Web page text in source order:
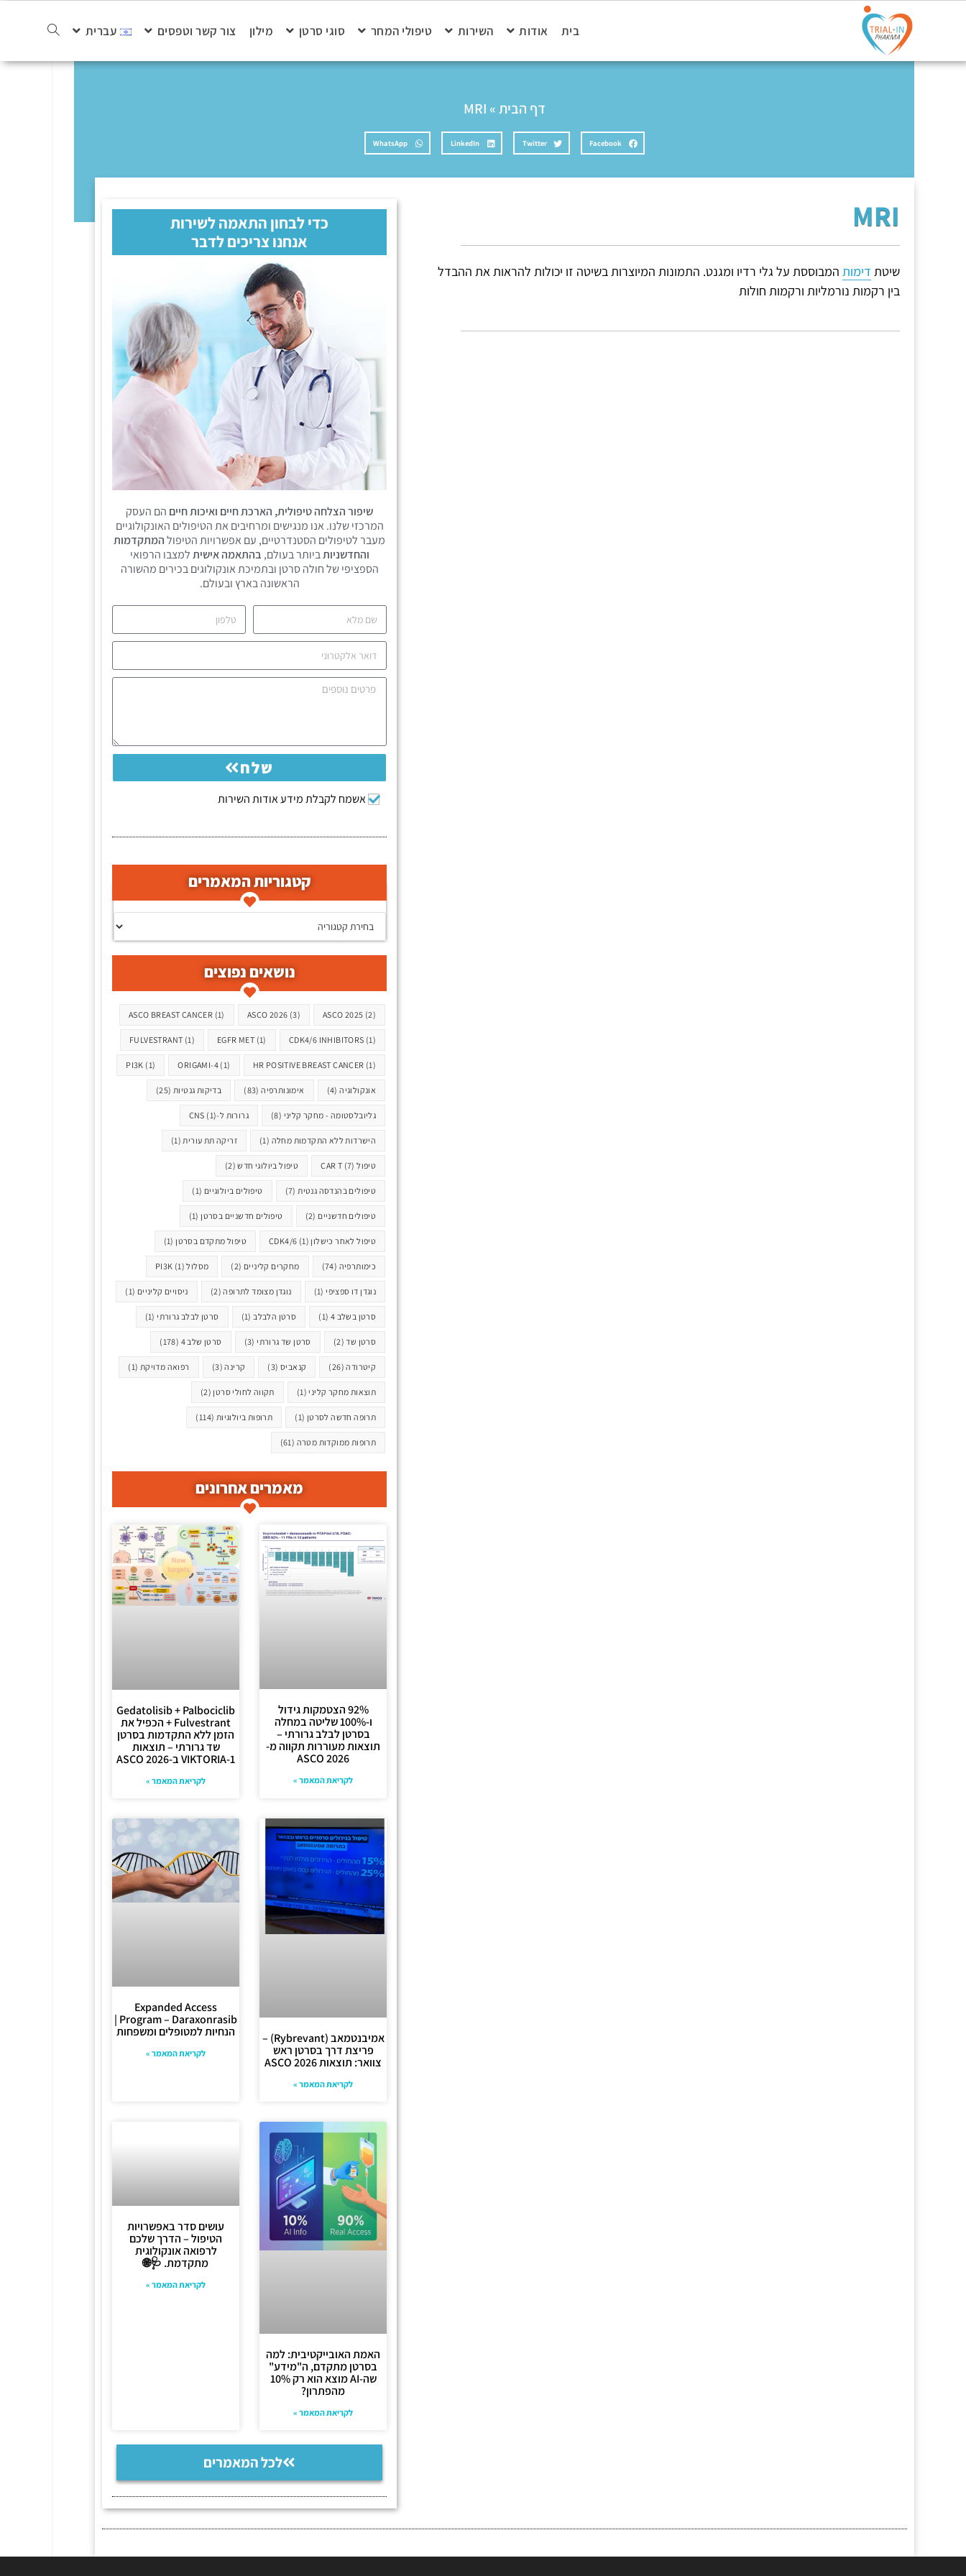
בית אודות השירות טיפולי המחר סוגי סרטן מילון צור קשר וטפסים עברית
דף הבית»
MRI
Facebook
Twitter
LinkedIn
WhatsApp
MRI
שיטת דימות המבוססת על גלי רדיו ומגנט. התמונות המיוצרות בשיטה זו יכולות להראות את ההבדל
בין רקמות נורמליות ורקמות חולות
כדי לבחון התאמה לשירות
אנחנו צריכים לדבר
שיפור הצלחה טיפולית, הארכת חיים ואיכות חיים הם העסק
המרכזי שלנו. אנו מנגישים ומרחיבים את הטיפולים האונקולוגיים
מעבר לטיפולים הסטנדרטיים, עם אפשרויות הטיפולהמתקדמות
והחדשניותביותר בעולם, בהתאמה אישיתלמצבו הרפואי
הספציפי של חולה סרטן ובתמיכת אונקולוגים בכירים מהשורה
הראשונה בארץ ובעולם.
אשמח לקבלת מידע אודות השירות
שלח
קטגוריות המאמרים
נושאים נפוצים
ASCO 2025 (2)
ASCO 2026 (3)
ASCO BREAST CANCER (1)
CDK4/6 INHIBITORS (1)
EGFR MET (1)
FULVESTRANT (1)
HR POSITIVE BREAST CANCER (1)
ORIGAMI-4(1)
PI3K (1)
אונקולוגיה(4) אימונותרפיה(83) בדיקות גנטיות (25)
גליובלסטומה - מחקר קליני (8) גרורות ל-CNS(1)
הישרדות ללא התקדמות מחלה (1) זריקה תת עורית(1)
טיפול CAR T (7) טיפול ביולוגי חדש(2)
טיפולים בהנדסה גנטית(7) טיפולים ביולוגיים (1)
טיפולים חדשניים (2) טיפולים חדשניים בסרטן(1)
טיפול לאחר כישלון CDK4/6 (1) טיפול מתקדם בסרטן(1)
כימותרפיה (74) מחקרים קליניים (2) מסלול PI3K (1)
נוגדן דו ספציפי(1) נוגדן מצומד לתרופה(2) ניסויים קליניים (1)
סרטן בשלב 4 (1) סרטן הלבלב(1) סרטן לבלב גרורתי(1)
סרטן שד(2) סרטן שד גרורתי(3) סרטן שלב 4 (178)
קיטרודה(26) קנאביס (3) קרינה(3) רפואה מדויקת (1)
תוצאות מחקר קליני(1) תקווה לחולי סרטן(2)
תרופה חדשה לסרטן (1) תרופות ביולוגיות (114)
תרופות ממוקדות מטרה (61)
מאמרים אחרונים
92% הצטמקות גידול
ו-100% שליטה במחלה
בסרטן לבלב גרורתי –
תוצאות מעוררות תקווה מ-
ASCO 2026
לקריאת המאמר »
Gedatolisib + Palbociclib
+ Fulvestrant הכפיל את
הזמן ללא התקדמות בסרטן
שד גרורתי – תוצאות
VIKTORIA-1 ב-ASCO 2026
לקריאת המאמר »
אמיבנטמאב (Rybrevant) –
פריצת דרך בסרטן ראש
צוואר: תוצאות ASCO 2026
לקריאת המאמר »
Expanded Access
Program – Daraxonrasib |
הנחיות למטופלים ומשפחות
לקריאת המאמר »
האמת האובייקטיבית: למה
בסרטן מתקדם, ה"מידע"
שה-AI מוצא הוא רק 10%
מהפתרון?
לקריאת המאמר »
עושים סדר באפשרויות
הטיפול – הדרך שלכם
לרפואה אונקולוגית
מתקדמת. 🩺🌐
לקריאת המאמר »
לכל המאמרים